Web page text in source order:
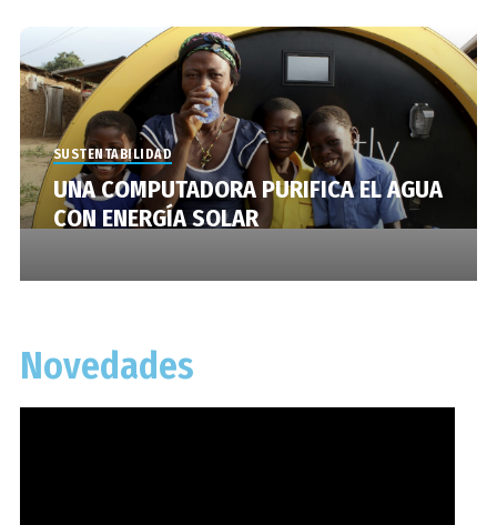
SUSTENTABILIDAD
UNA COMPUTADORA PURIFICA EL AGUA
CON ENERGÍA SOLAR
Novedades